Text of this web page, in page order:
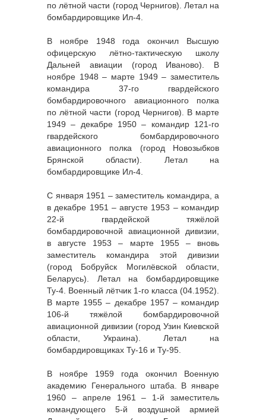
по лётной части (город Чернигов). Летал на
бомбардировщике Ил-4.
В ноябре 1948 года окончил Высшую
офицерскую лётно-тактическую школу
Дальней авиации (город Иваново). В
ноябре 1948 – марте 1949 – заместитель
командира 37-го гвардейского
бомбардировочного авиационного полка
по лётной части (город Чернигов). В марте
1949 – декабре 1950 – командир 121-го
гвардейского бомбардировочного
авиационного полка (город Новозыбков
Брянской области). Летал на
бомбардировщике Ил-4.
С января 1951 – заместитель командира, а
в декабре 1951 – августе 1953 – командир
22-й гвардейской тяжёлой
бомбардировочной авиационной дивизии,
в августе 1953 – марте 1955 – вновь
заместитель командира этой дивизии
(город Бобруйск Могилёвской области,
Беларусь). Летал на бомбардировщике
Ту-4. Военный лётчик 1-го класса (04.1952).
В марте 1955 – декабре 1957 – командир
106-й тяжёлой бомбардировочной
авиационной дивизии (город Узин Киевской
области, Украина). Летал на
бомбардировщиках Ту-16 и Ту-95.
В ноябре 1959 года окончил Военную
академию Генерального штаба. В январе
1960 – апреле 1961 – 1-й заместитель
командующего 5-й воздушной армией